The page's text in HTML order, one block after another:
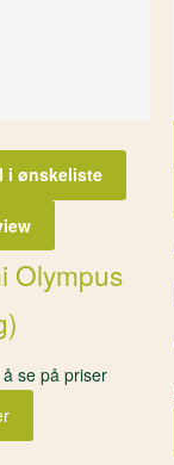
i ønskeliste
Olympus
se på priser